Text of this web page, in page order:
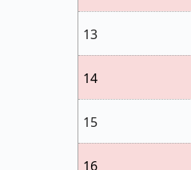
13
14
15
16